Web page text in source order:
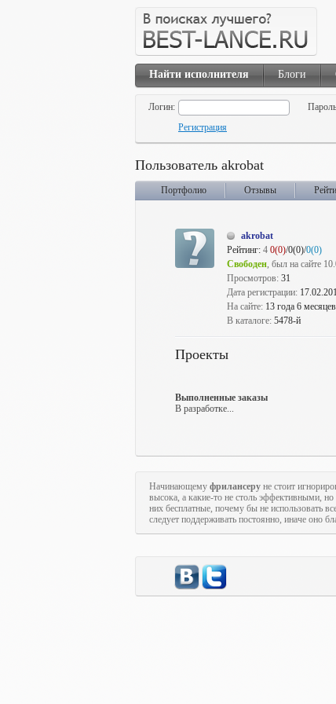
Найти исполнителя Блоги
Логин:
Регистрация
Пользователь akrobat
Портфолио Отзывы
akrobat
Рейтинг: 4 0(0)/0(0)/0(0)
Свободен, был на сайте
Просмотров: 31
Дата регистрации:
На сайте: 13 года 6 месяцев
В каталоге: 5478-й
Проекты
Выполненные заказы
В разработке...
Начинающему фрилансеру не стоит
высока, а какие-то не столь эффективными,
них бесплатные, почему бы не использовать
следует поддерживать постоянно, иначе оно